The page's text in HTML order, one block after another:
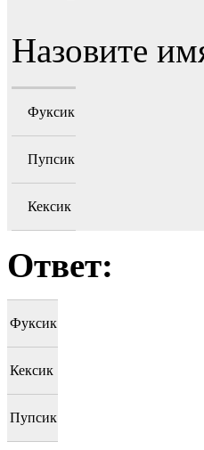
Назовите
Фуксик
Пупсик
Кексик
Ответ:
Фуксик
Кексик
Пупсик